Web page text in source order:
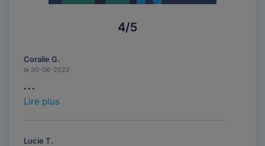
4/5
Coralie G.
le 30-06-2022
...
Lire plus
Lucie T.